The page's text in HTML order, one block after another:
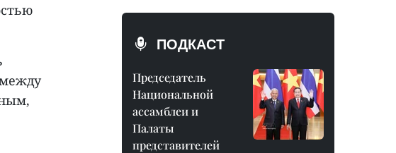
ПОДКАСТ
Председатель
Национальной
ассамблеи и
Палаты
представителей